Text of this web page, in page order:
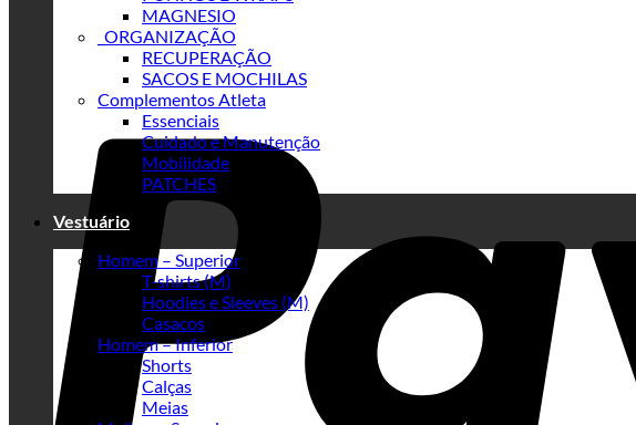
MAGNESIO
_ORGANIZAÇÃO
RECUPERAÇÃO
SACOS E MOCHILAS
Complementos Atleta
Essenciais
Cuidado e Manutenção
Mobilidade
PATCHES
Vestuário
Homem – Superior
T-shirts (M)
Hoodies e Sleeves (M)
Casacos
Homem – Inferior
Shorts
Calças
Meias